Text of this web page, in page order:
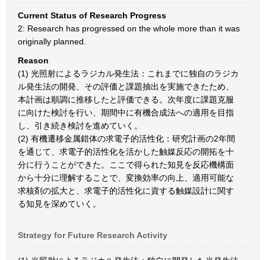
Current Status of Research Progress
2: Research has progressed on the whole more than it was
originally planned.
Reason
(1) 光照射によるラジカル発生法：これまでに独自のラジカ
ル発生法の開発、その評価と課題抽出を実施できたため、
本計画は順調に推移したと評価できる。次年度に課題克服
に向けた検討を行い、期間中に有機合成法への適用を目指
し、引き続き検討を進めていく。
(2) 有機遷移金属錯体の求電子的活性化：研究計画の2年間
を通じて、求電子的活性化を活かした触媒反応の開拓を十
分に行うことができた。ここで得られた知見を反応機構面
から十分に理解することで、変換効率の向上、適用可能な
求核剤の拡大と、求電子的活性化に資する触媒設計に関す
る知見を深めていく。
Strategy for Future Research Activity